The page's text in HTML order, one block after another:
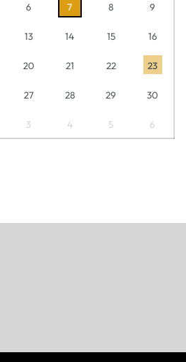
6 7 8 9
13 14 15 16
20 21 22 23
27 28 29 30
3 4 5 6